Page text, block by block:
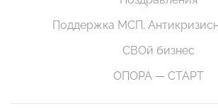
Поддержка МСП.
СВОй бизнес
ОПОРА — СТАРТ